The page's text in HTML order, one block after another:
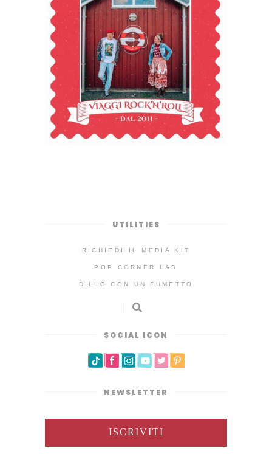
UTILITIES
RICHIEDI IL MEDIA KIT
POP CORNER LAB
DILLO CON UN FUMETTO
SOCIAL ICON
NEWSLETTER
ISCRIVITI